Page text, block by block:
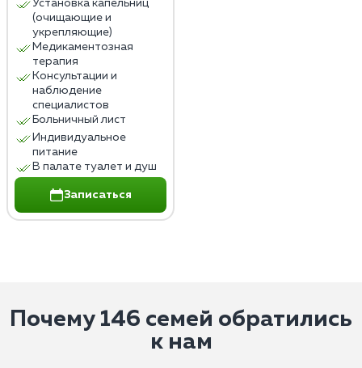
Установка капельниц
(очищающие и
укрепляющие)
Медикаментозная
терапия
Консультации и
наблюдение
специалистов
Больничный лист
Индивидуальное
питание
В палате туалет и душ
Записаться
Почему 146 семей обратились
к нам